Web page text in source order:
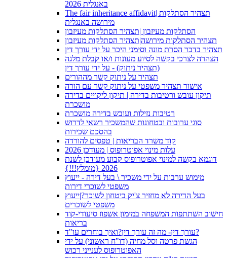
באנגלית 2026
The fair inheritance affidavit| תצהיר הסתלקות
מירושה באנגלית
הסתלקות מעיזבון |תצהיר הסתלקות מעיזבון
תצהיר הסתלקות מירושה|תצהיר הסתלקות מעיזבון
תצהיר בדבר הסרת מונה וסימני היכר על ידי עורך דין
הצהרה לצרכי בקשה לסיוע מעונות ו/או קבלת מלגה
(תצהיר ניתוק) - על ידי עורך דין
תצהיר על ניתוק קשר מההורים
אישור תצהיר משפטי על ניתוק קשר עם הורה
תיקון עובש ורטיבות בדירה | תיקון ליקויים בדירה
מושכרת
רטיבות נזילות ועובש בדירה מושכרת
סוגי ערובות ובטחונות שהמשכיר רשאי לדרוש
בהסכם שכירות
קוד משרד הבריאות | טפסים להורדה
עלות מינוי אפוטרופוס | מעודכן 2026
דוגמא בקשה למינוי אפוטרופוס קבוע מעודכן לשנת
2026 {מומלץ!!!}
מימוש ערבות על ידי משכיר \ בעל דירה - ייעוץ
משפטי לשוכרי דירות
בעל הדירה לא מחזיר צ'יק ביטחון לשוכר?|ייעוץ
משפטי לשוכרים
חישוב השתתפות המשפחה במימון אשפוז סיעודי-קוד
בריאות
עורך דין- מה זה עורך דין?ואיך בוחרים עו"ד?
הגשת פרטה וסל מחיה (דו"ח ראשוני) על ידי
האפוטרופוס לענייני רכוש